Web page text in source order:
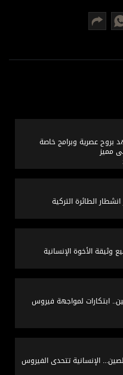
بروح عصرية وبرامج خاصة
مميز
الطائرة التركية
وثيقة الأخوة الإنسانية
ابتكارات لمواجهة فيروس
الإنسانية تتحدى الفيروس